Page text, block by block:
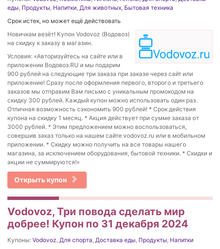
еды, Продукты, Напитки, Для животных, Бытовая техника
Срок истек, но может ещё действовать
Новичкам везёт! Купон Vodovoz (Водовоз)
на скидку к заказу в магазин.
Условия: «Авторизуйтесь на сайте или в
приложении Водовоз.RU и мы подарим
900 рублей на следующие три заказа при заказе через сайт или
приложение! Сразу после оформления первого, второго и третьего
заказов мы отправим Вам письмо с уникальным промокодом на
скидку 300 рублей. Каждый купон можно использовать один раз.
Отличная возможность сэкономить 900 рублей! * Срок действия
купона на скидку 1 месяц. * Акция действует при сумме заказа от
3000 рублей. * Этим предложением можно воспользоваться,
совершив заказ только на нашем сайте vodovoz.ru или в мобильном
приложении. * Скидку можно получить на все товары нашего
магазина, за исключением оборудования, бытовой техники. * Скидки и
акции не суммируются!»
Открыть купон
Vodovoz, Три повода сделать мир
добрее! Купон по 31 декабря 2024
Купоны: Vodovoz, Для спорта, Доставка еды, Продукты, Напитки